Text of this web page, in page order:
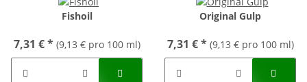
Fishoil
7,31 €* (9,13 € pro 100 ml)
Original Gulp
7,31 €* (9,13 € pro 100 ml)